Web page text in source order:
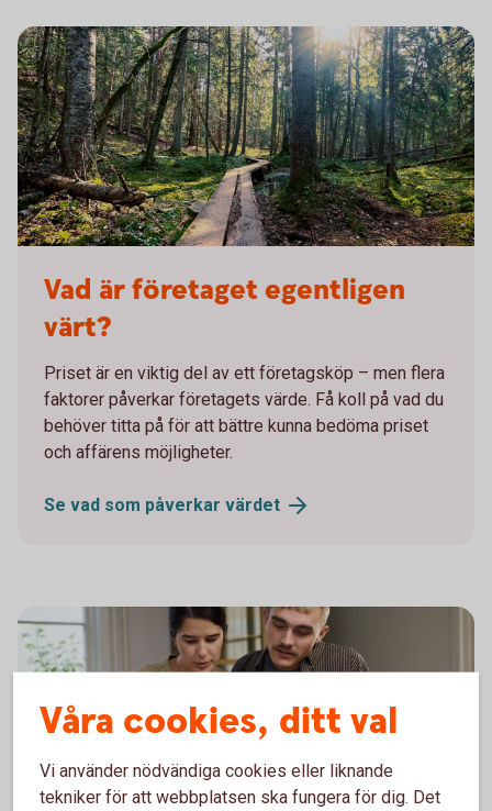
Vad är företaget egentligen
värt?
Priset är en viktig del av ett företagsköp – men flera
faktorer påverkar företagets värde. Få koll på vad du
behöver titta på för att bättre kunna bedöma priset
och affärens möjligheter.
Se vad som påverkar värdet
Våra cookies, ditt val
Vi använder nödvändiga cookies eller liknande
tekniker för att webbplatsen ska fungera för dig. Det